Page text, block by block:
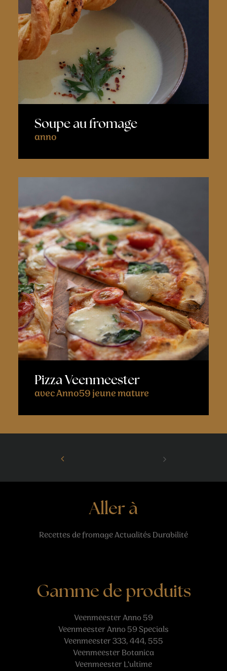
Soupe au fromage
anno
Pizza Veenmeester
avec Anno59 jeune mature
Aller à
Recettesde fromageActualités Durabilité
Gamme de produits
Veenmeester Anno 59
Veenmeester Anno 59 Specials
Veenmeester 333, 444, 555
Veenmeester Botanica
Veenmeester L'ultime